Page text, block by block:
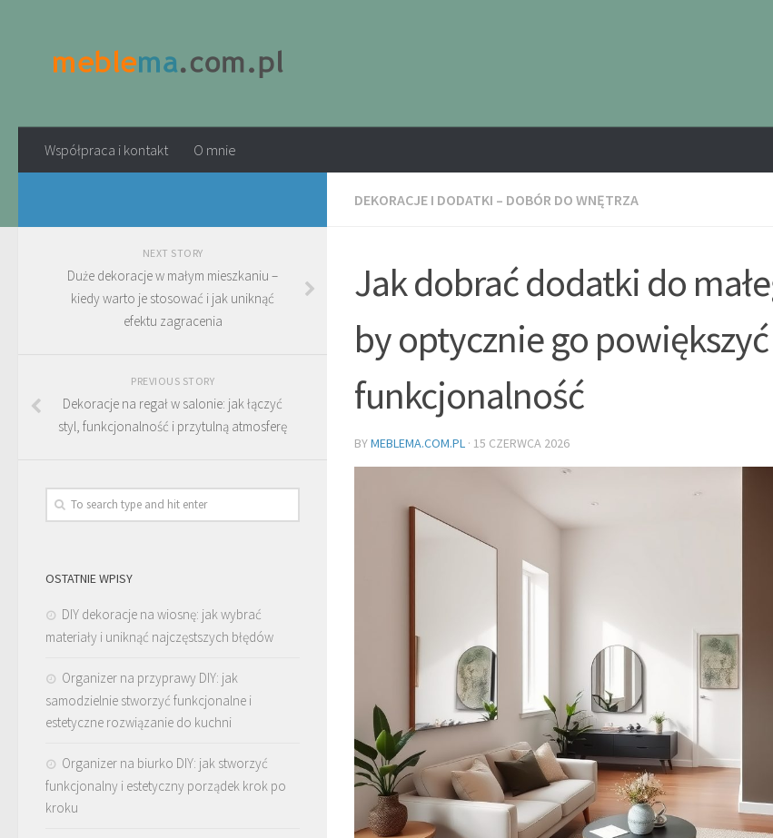
Współpraca i kontakt O mnie
DEKORACJE I DODATKI – DOBÓR DO WNĘTRZA
Jak dobrać dodatki do
by optycznie go
funkcjonalność
BYMEBLEMA.COM.PL · 15 CZERWCA 2026
NEXT STORY
Duże dekoracje w małym mieszkaniu –
kiedy warto je stosować i jak uniknąć
efektu zagracenia
PREVIOUS STORY
Dekoracje na regał w salonie: jak łączyć
styl, funkcjonalność i przytulną atmosferę
OSTATNIE WPISY
DIY dekoracje na wiosnę: jak wybrać
materiały i uniknąć najczęstszych błędów
Organizer na przyprawy DIY: jak
samodzielnie stworzyć funkcjonalne i
estetyczne rozwiązanie do kuchni
Organizer na biurko DIY: jak stworzyć
funkcjonalny i estetyczny porządek krok po
kroku